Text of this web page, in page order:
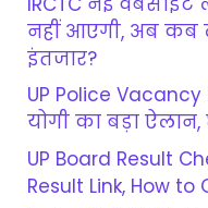
नहीं आएगी, अब कब
इंतजार?
UP Police Vacancy
योगी का बड़ा ऐलान,
UP Board Result
Result Link, How to